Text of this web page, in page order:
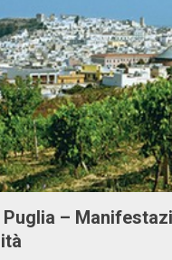
Puglia –